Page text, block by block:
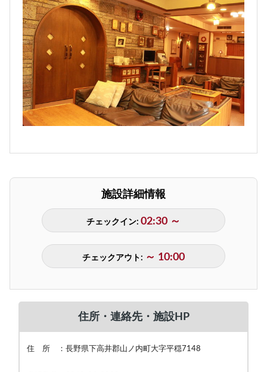
施設詳細情報
チェックイン: 02:30 ～
チェックアウト: ～ 10:00
住所・連絡先・施設HP
住 所 ：長野県下高井郡山ノ内町大字平穏7148